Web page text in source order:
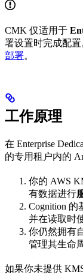
CMK 仅适用于
署设置时完成配
部署。
工作原理
在 Enterprise
的专用租户内的
你的 AWS
有数据进行
Cognition 的
并在读取时
你仍然拥有
管理其生命
如果你未提供